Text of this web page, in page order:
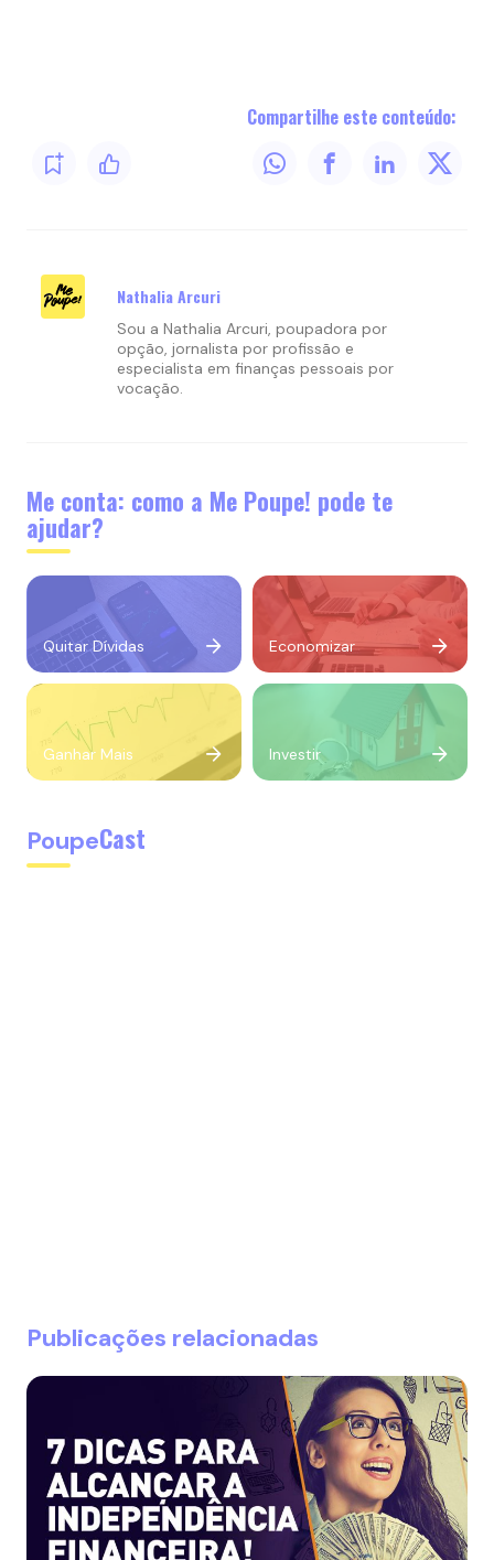
Compartilhe este conteúdo:
Nathalia Arcuri
Sou a Nathalia Arcuri, poupadora por
opção, jornalista por profissão e
especialista em finanças pessoais por
vocação.
Me conta: como a Me Poupe! pode te
ajudar?
Quitar Dívidas Economizar
Ganhar Mais Investir
PoupeCast
Publicações relacionadas